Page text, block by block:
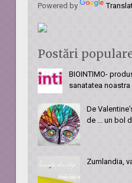
Powered by
Postări
BIOINTIMO-
sanatatea noastra
De
de ... un bol
Zumlandia,